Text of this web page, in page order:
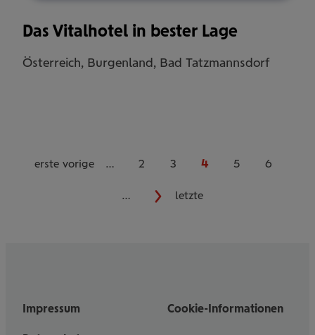
Das Vitalhotel in bester Lage
Österreich, Burgenland, Bad Tatzmannsdorf
erste vorige … 2 3 4 5 6
… nächsteletzte
Impressum Cookie-Informationen